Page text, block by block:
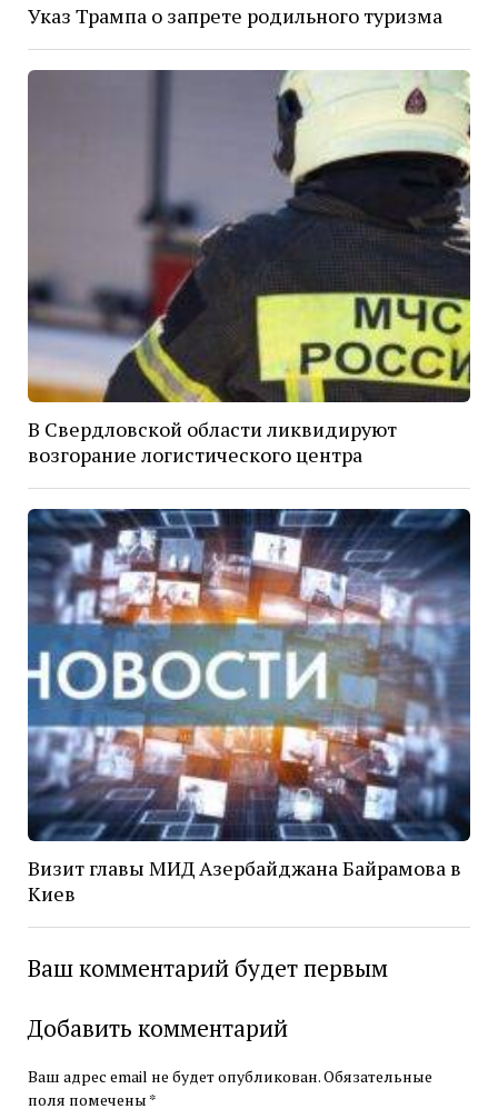
Указ Трампа о запрете родильного туризма
В Свердловской области ликвидируют
возгорание логистического центра
Визит главы МИД Азербайджана Байрамова в
Киев
Ваш комментарий будет первым
Добавить комментарий
Ваш адрес email не будет опубликован.Обязательные
поля помечены *